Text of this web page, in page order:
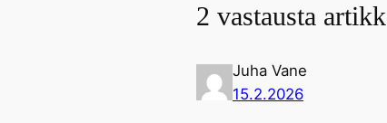
2 vastausta
Juha Vane
15.2.2026